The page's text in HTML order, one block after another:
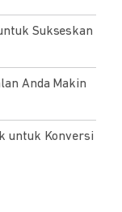
Sukseskan
Anda Makin
untuk Konversi